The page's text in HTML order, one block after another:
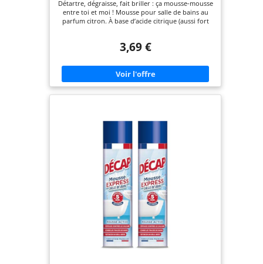
Détartre, dégraisse, fait briller : ça mousse-mousse
entre toi et moi ! Mousse pour salle de bains au
parfum citron. À base d’acide citrique (aussi fort
d’origine naturelle (si c’est pas précis, ça !)
3,69 €